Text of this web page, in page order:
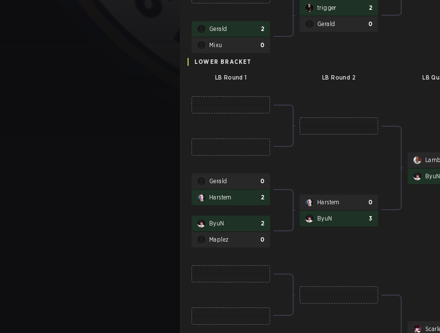
Gerald 2
Mixu 0
trigger 2
Gerald 0
LOWER BRACKET
LB Round 1 LB Round 2 LB
Gerald 0
Harstem 2
ByuN 2
Maplez 0
Harstem 0
ByuN 3
ByuN